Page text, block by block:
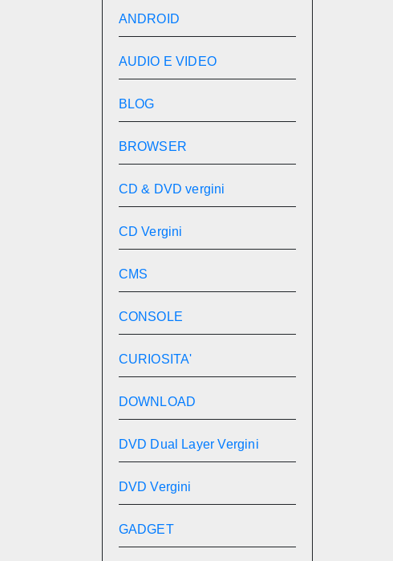
ANDROID
AUDIO E VIDEO
BLOG
BROWSER
CD & DVD vergini
CD Vergini
CMS
CONSOLE
CURIOSITA'
DOWNLOAD
DVD Dual Layer Vergini
DVD Vergini
GADGET